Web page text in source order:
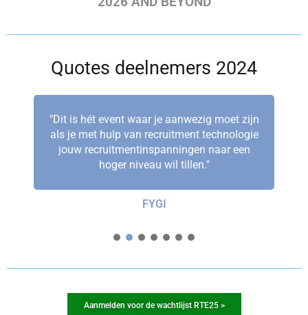
Quotes deelnemers 2024
"Dit is hét event waar je aanwezig moet zijn
als je met hulp van recruitment technologie
jouw recruitmentinspanningen naar een
hoger niveau wil tillen."
FYGI
Aanmelden voor de wachtlijst RTE25 >